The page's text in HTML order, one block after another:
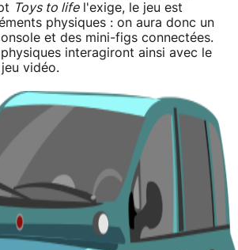
Toys to lifel'exige, le jeu est
physiques : on aura donc un
et des mini-figs connectées.
interagiront ainsi avec le
vidéo.